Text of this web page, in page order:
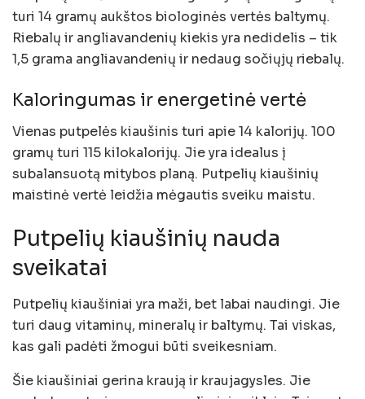
turi 14 gramų aukštos biologinės vertės baltymų.
Riebalų ir angliavandenių kiekis yra nedidelis – tik
1,5 grama angliavandenių ir nedaug sočiųjų riebalų.
Kaloringumas ir energetinė vertė
Vienas putpelės kiaušinis turi apie 14 kalorijų. 100
gramų turi 115 kilokalorijų. Jie yra idealus į
subalansuotą mitybos planą. Putpelių kiaušinių
maistinė vertė leidžia mėgautis sveiku maistu.
Putpelių kiaušinių nauda
sveikatai
Putpelių kiaušiniai yra maži, bet labai naudingi. Jie
turi daug vitaminų, mineralų ir baltymų. Tai viskas,
kas gali padėti žmogui būti sveikesniam.
Šie kiaušiniai gerina kraują ir kraujagysles. Jie